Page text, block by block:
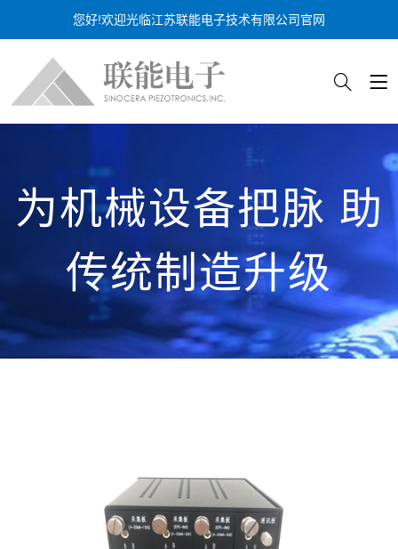
您好!欢迎光临江苏联能电子技术有限公司官网
为机械设备把脉 助
传统制造升级